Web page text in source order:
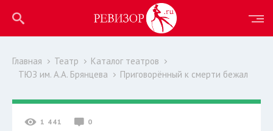
Главная Театр
Каталог театров
ТЮЗ им. А.А. Брянцева
Приговорённый к смерти бежал
1 441 0